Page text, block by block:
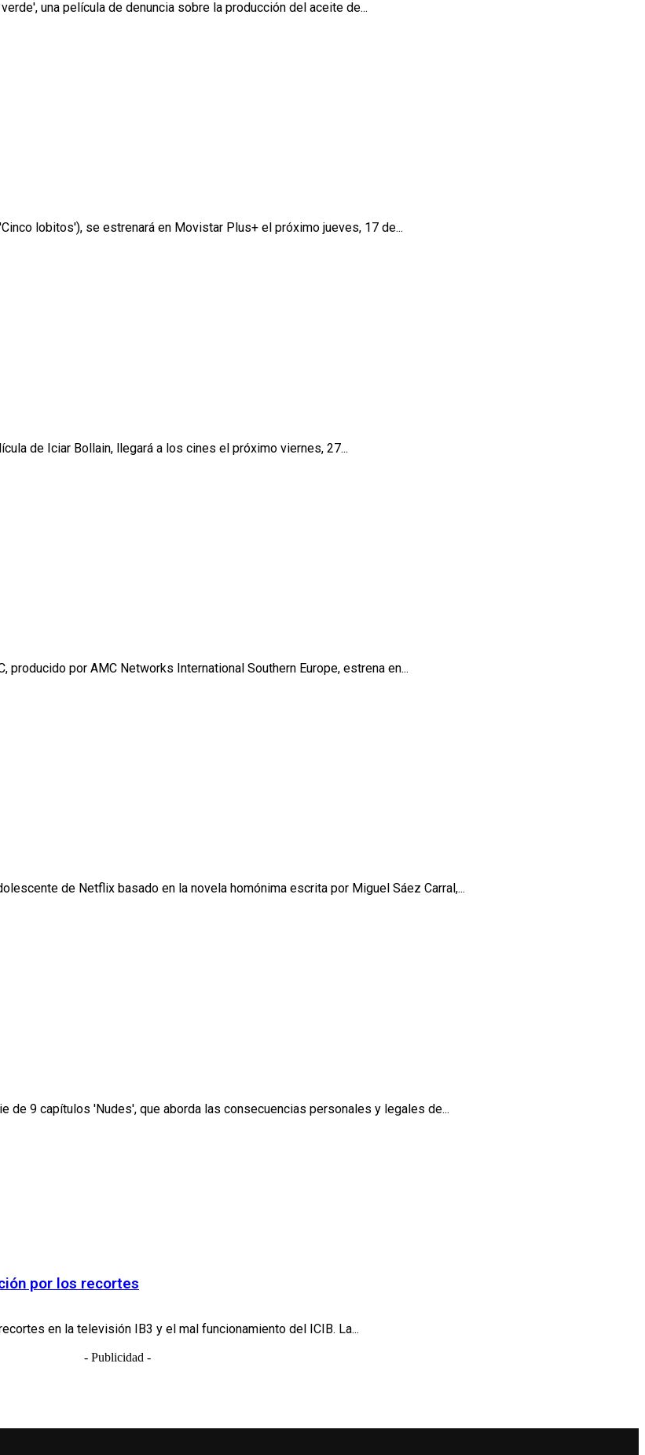
una película de denuncia sobre la producción del aceite de...
lobitos'), se estrenará en Movistar Plus+ el próximo jueves, 17 de...
de Iciar Bollain, llegará a los cines el próximo viernes, 27...
por AMC Networks International Southern Europe, estrena en...
de Netflix basado en la novela homónima escrita por Miguel Sáez Carral,...
de 9 capítulos 'Nudes', que aborda las consecuencias personales y legales de...
por los recortes
en la televisión IB3 y el mal funcionamiento del ICIB. La...
- Publicidad -